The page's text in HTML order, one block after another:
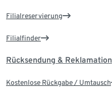
Filialreservierung
Filialfinder
Rücksendung & Reklamation
Kostenlose Rückgabe / Umtausch